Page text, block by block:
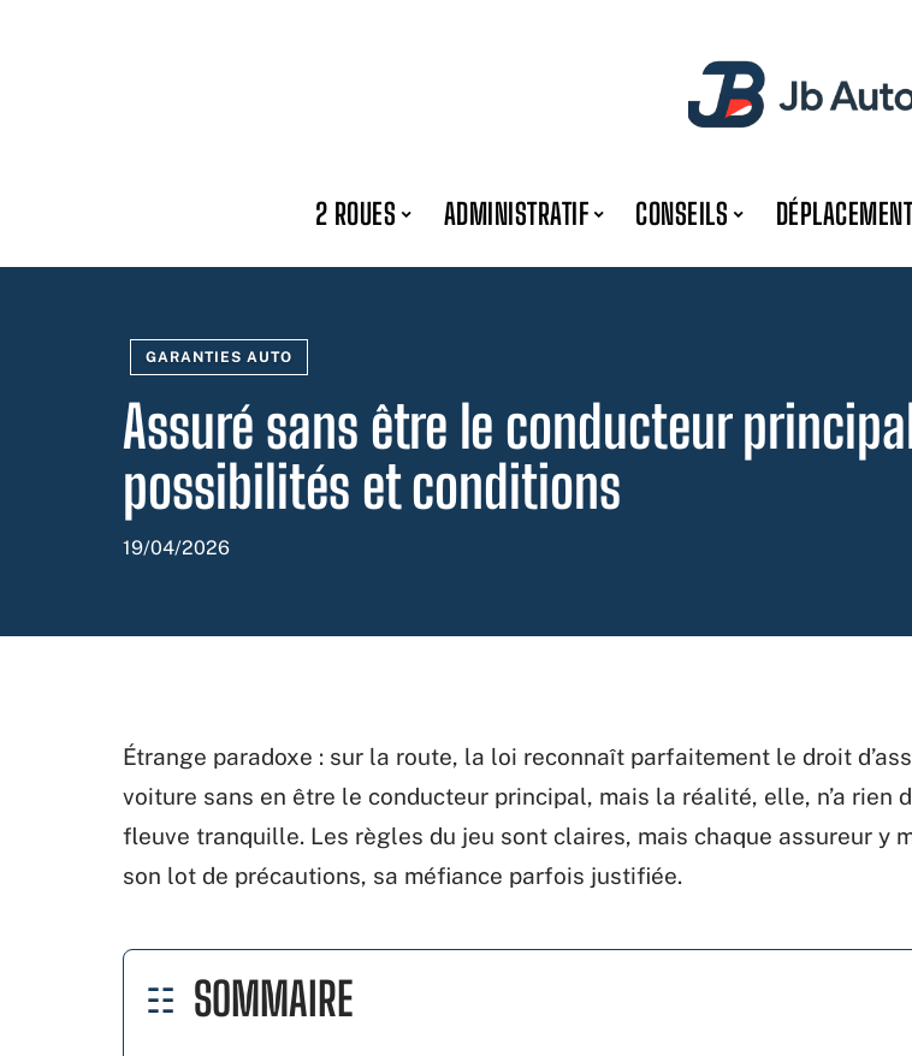
2 ROUES ADMINISTRATIF CONSEILS
GARANTIES AUTO
Assuré sans être le conducteur
possibilités et conditions
19/04/2026
Étrange paradoxe : sur la route, la loi reconnaît parfaitement le droit
voiture sans en être le conducteur principal, mais la réalité, elle, n’a rien
fleuve tranquille. Les règles du jeu sont claires, mais chaque assureur y
son lot de précautions, sa méfiance parfois justifiée.
SOMMAIRE